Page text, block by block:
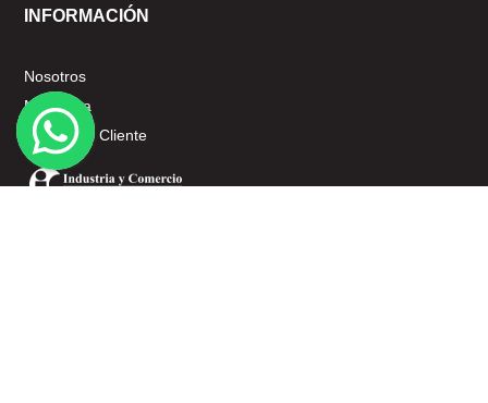
INFORMACIÓN
Nosotros
Mi cuenta
Servicio al Cliente